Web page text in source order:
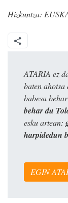
Hizkuntza:
ATARIA ez
baten ahotsa
babesa
behar du
esku artean:
harpidedun
EGIN